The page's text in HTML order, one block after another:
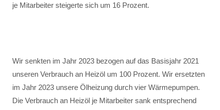
je Mitarbeiter steigerte sich um 16 Prozent.
Wir senkten im Jahr 2023 bezogen auf das Basisjahr 2021
unseren Verbrauch an Heizöl um 100 Prozent. Wir ersetzten
im Jahr 2023 unsere Ölheizung durch vier Wärmepumpen.
Die Verbrauch an Heizöl je Mitarbeiter sank entsprechend